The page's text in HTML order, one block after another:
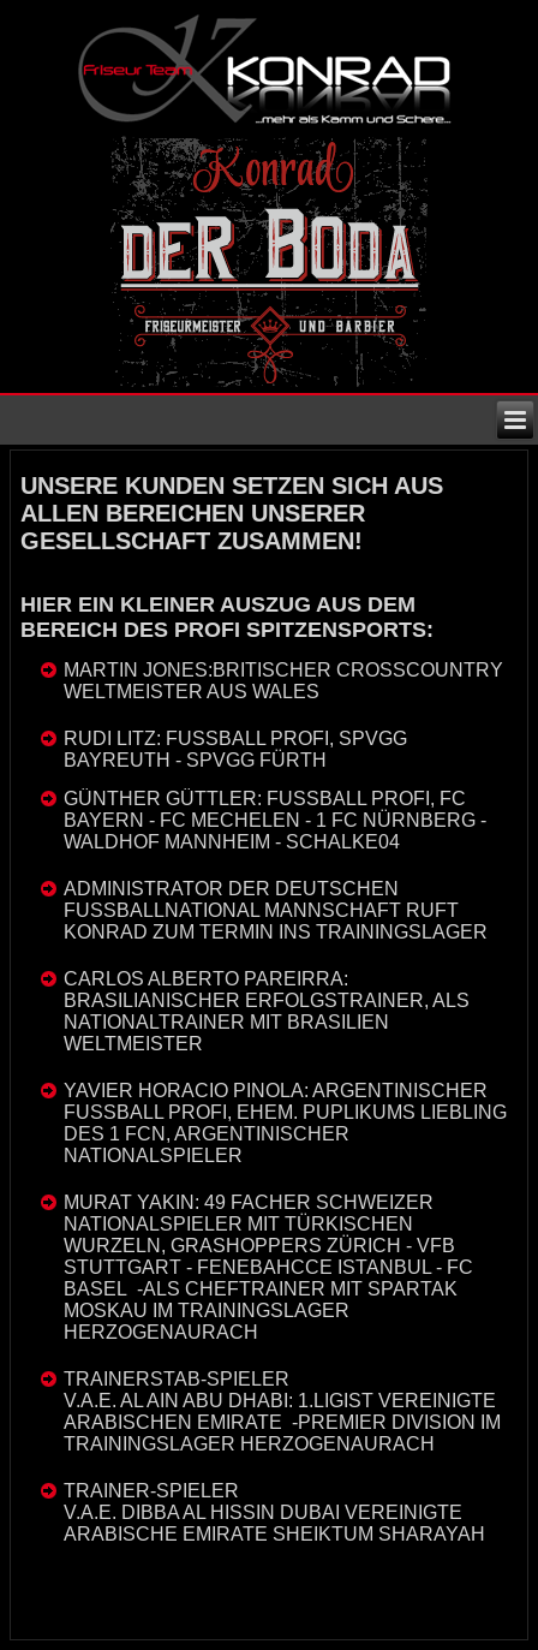
UNSERE KUNDEN SETZEN SICH AUS
ALLEN BEREICHEN UNSERER
GESELLSCHAFT ZUSAMMEN!
HIER EIN KLEINER AUSZUG AUS DEM
BEREICH DES PROFI SPITZENSPORTS:
MARTIN JONES:BRITISCHER CROSSCOUNTRY
WELTMEISTER AUS WALES
RUDI LITZ: FUSSBALL PROFI, SPVGG
BAYREUTH - SPVGG FÜRTH
GÜNTHER GÜTTLER: FUSSBALL PROFI, FC
BAYERN - FC MECHELEN - 1 FC NÜRNBERG -
WALDHOF MANNHEIM - SCHALKE04
ADMINISTRATOR DER DEUTSCHEN
FUSSBALLNATIONAL MANNSCHAFT RUFT
KONRAD ZUM TERMIN INS TRAININGSLAGER
CARLOS ALBERTO PAREIRRA:
BRASILIANISCHER ERFOLGSTRAINER, ALS
NATIONALTRAINER MIT BRASILIEN
WELTMEISTER
YAVIER HORACIO PINOLA: ARGENTINISCHER
FUSSBALL PROFI, EHEM. PUPLIKUMS LIEBLING
DES 1 FCN, ARGENTINISCHER
NATIONALSPIELER
MURAT YAKIN: 49 FACHER SCHWEIZER
NATIONALSPIELER MIT TÜRKISCHEN
WURZELN, GRASHOPPERS ZÜRICH - VFB
STUTTGART - FENEBAHCCE ISTANBUL - FC
BASEL -ALS CHEFTRAINER MIT SPARTAK
MOSKAU IM TRAININGSLAGER
HERZOGENAURACH
TRAINERSTAB-SPIELER
V.A.E. AL AIN ABU DHABI: 1.LIGIST VEREINIGTE
ARABISCHEN EMIRATE -PREMIER DIVISION IM
TRAININGSLAGER HERZOGENAURACH
TRAINER-SPIELER
V.A.E. DIBBA AL HISSIN DUBAI VEREINIGTE
ARABISCHE EMIRATE SHEIKTUM SHARAYAH